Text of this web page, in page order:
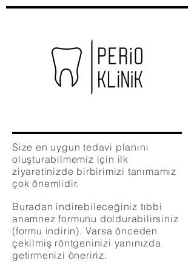
Size en uygun tedavi planını
oluşturabilmemiz için ilk
ziyaretinizde birbirimizi tanımamız
çok önemlidir.
Buradan indirebileceğiniz tıbbi
anamnez formunu doldurabilirsiniz
(formu indirin). Varsa önceden
çekilmiş röntgeninizi yanınızda
getirmenizi öneririz.